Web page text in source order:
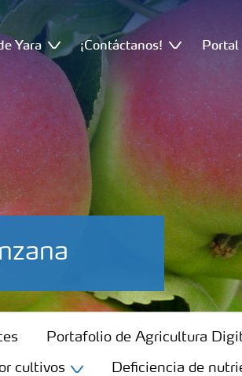
Yara ¡Contáctanos! Portal
Portafolio de Agricultura
cultivos Deficiencia de